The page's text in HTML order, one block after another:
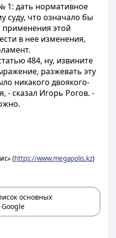
1: дать нормативное
суду, что означало бы
применения этой
в нее изменения,
484, ну, извините
разжевать эту
никакого двоякого-
- сказал Игорь Рогов. -
(https://www.megapolis.kz)
основных